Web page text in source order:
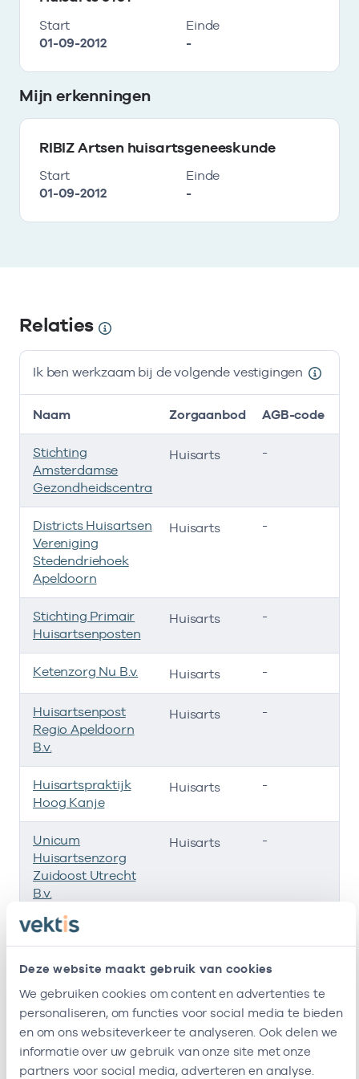
Deze website maakt gebruik van cookies
We gebruiken cookies om content en advertenties te
personaliseren, om functies voor social media te bieden
en om ons websiteverkeer te analyseren. Ook delen we
informatie over uw gebruik van onze site met onze
partners voor social media, adverteren en analyse.
Start
01-09-2012
Einde
-
Mijn erkenningen
RIBIZ Artsen huisartsgeneeskunde
Start
01-09-2012
Einde
-
Relaties
Ik ben werkzaam bij de volgende vestigingen
Ik ben werkzaam bij de volgende vestigingen
Naam Zorgaanbod AGB-code
Stichting
Amsterdamse
Gezondheidscentra
Huisarts -
Districts Huisartsen
Vereniging
Stedendriehoek
Apeldoorn
Huisarts -
Stichting Primair
Huisartsenposten
Huisarts -
Ketenzorg Nu B.v. Huisarts -
Huisartsenpost
Regio Apeldoorn
B.v.
Huisarts -
Huisartspraktijk
Hoog Kanje
Huisarts -
Unicum
Huisartsenzorg
Zuidoost Utrecht
B.v.
Huisarts -
Unicum
Huisartsenzorg
Hoog Kanje Zorg
B.v.
Huisarts
Ik heb een arbeidsrelatie met